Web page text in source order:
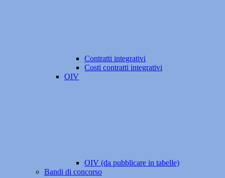
Contratti integrativi
Costi contratti integrativi
OIV
OIV (da pubblicare in tabelle)
Bandi di concorso